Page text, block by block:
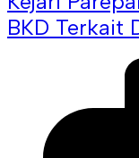
BKD Terkait